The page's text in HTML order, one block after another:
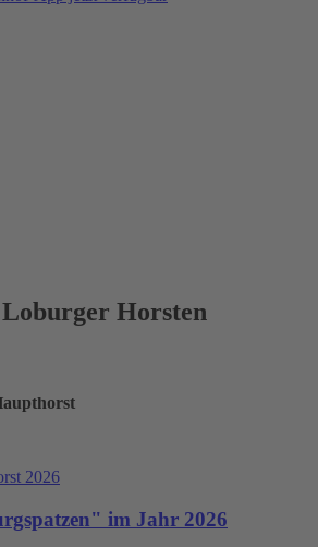
Loburger Horsten
2026
im Jahr 2026